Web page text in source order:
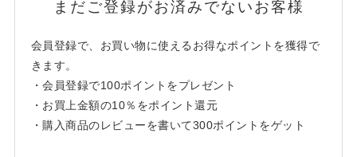
まだご登録がお済みでないお客様
会員登録で、お買い物に使えるお得なポイントを獲得で
きます。
・会員登録で100ポイントをプレゼント
・お買上金額の10％をポイント還元
・購入商品のレビューを書いて300ポイントをゲット